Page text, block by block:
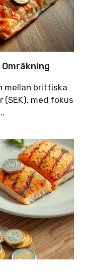
mellan brittiska
(SEK), med fokus